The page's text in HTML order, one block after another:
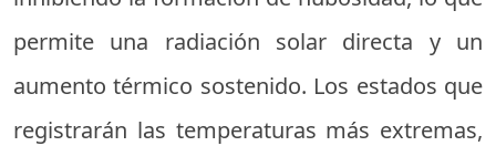
permite una radiación solar directa y un
aumento térmico sostenido. Los estados que
registrarán las temperaturas más extremas,